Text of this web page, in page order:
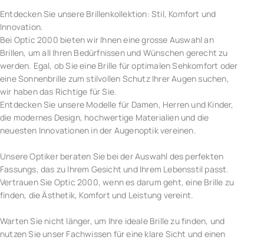
Entdecken Sie unsere Brillenkollektion: Stil, Komfort und
Innovation.
Bei Optic 2000 bieten wir Ihnen eine grosse Auswahl an
Brillen, um all Ihren Bedürfnissen und Wünschen gerecht zu
werden. Egal, ob Sie eine Brille für optimalen Sehkomfort oder
eine Sonnenbrille zum stilvollen Schutz Ihrer Augen suchen,
wir haben das Richtige für Sie.
Entdecken Sie unsere Modelle für Damen, Herren und Kinder,
die modernes Design, hochwertige Materialien und die
neuesten Innovationen in der Augenoptik vereinen.
Unsere Optiker beraten Sie bei der Auswahl des perfekten
Fassungs, das zu Ihrem Gesicht und Ihrem Lebensstil passt.
Vertrauen Sie Optic 2000, wenn es darum geht, eine Brille zu
finden, die Ästhetik, Komfort und Leistung vereint.
Warten Sie nicht länger, um Ihre ideale Brille zu finden, und
nutzen Sie unser Fachwissen für eine klare Sicht und einen